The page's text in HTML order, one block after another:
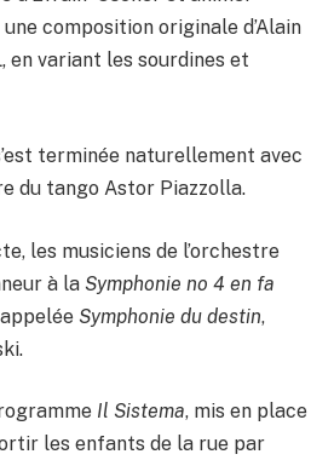
une composition originale d’Alain
en variant les sourdines et
terminée naturellement avec
du tango Astor Piazzolla.
les musiciens de l’orchestre
à la Symphonie no 4 en fa
Symphonie du destin,
Il Sistema, mis en place
les enfants de la rue par